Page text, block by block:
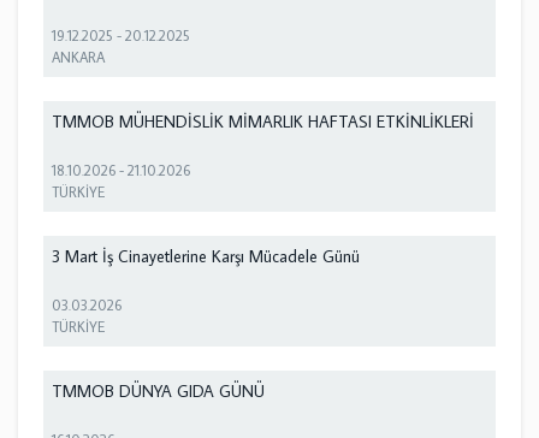
19.12.2025 -20.12.2025
ANKARA
TMMOB MÜHENDİSLİK MİMARLIK HAFTASI ETKİNLİKLERİ
18.10.2026 -21.10.2026
TÜRKİYE
3 Mart İş Cinayetlerine Karşı Mücadele Günü
03.03.2026
TÜRKİYE
TMMOB DÜNYA GIDA GÜNÜ